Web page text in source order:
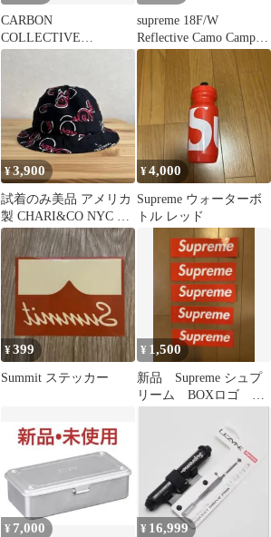
CARBON
COLLECTIVE
¨SUPREME¨ WHEEL
supreme 18F/W
Reflective Camo Camp
Cap
¥3,900
試着のみ美品 アメリカ
製 CHARI&CO NYC バ
ケットハット 総柄
¥4,000
Supreme ウォーターボ
トル レッド
¥399
Summit ステッカー
¥ 1,500
新品 Supreme シュプ
リーム BOXロゴ ス
¥ 7,000 ¥ 16,999